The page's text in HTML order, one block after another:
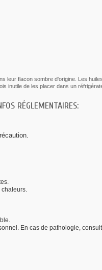
leur flacon sombre d'origine. Les
inutile de les placer dans un
RÉGLEMENTAIRES:
En cas de pathologie,